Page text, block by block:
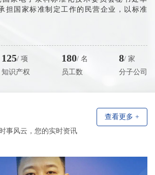
担国家标准制定工作的民营企业，以标准
新引领行业迈向标准化高质量发展新征
已搭建全域多元产业网络，设有大连
子产业核心区域，并辐射中国台湾、日韩
售收入年均增速稳定在 150%-200%，营收
125/ 项
知识产权
180/ 名
员工数
8/ 家
分子公司
事风云，您的实时资讯
查看更多 +